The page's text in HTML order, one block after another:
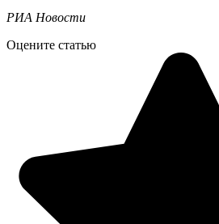
РИА Новости
Оцените статью